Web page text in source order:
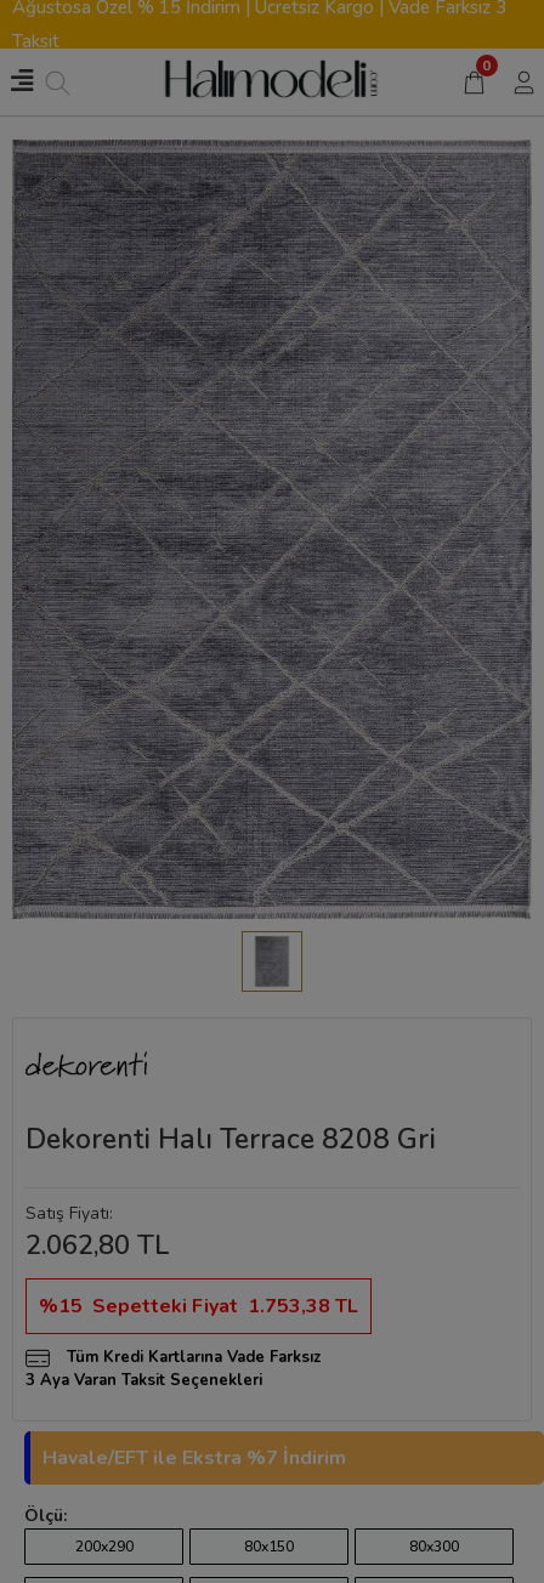
Ağustosa Özel % 15 İndirim | Ücretsiz Kargo | Vade Farksız 3
Taksit
0
Dekorenti Halı Terrace 8208 Gri
Satış Fiyatı:
2.062,80 TL
%15 Sepetteki Fiyat 1.753,38 TL
Tüm Kredi Kartlarına Vade Farksız
3 Aya Varan Taksit Seçenekleri
Havale/EFT ile Ekstra %7 İndirim
Ölçü:
200x290 80x150 80x300